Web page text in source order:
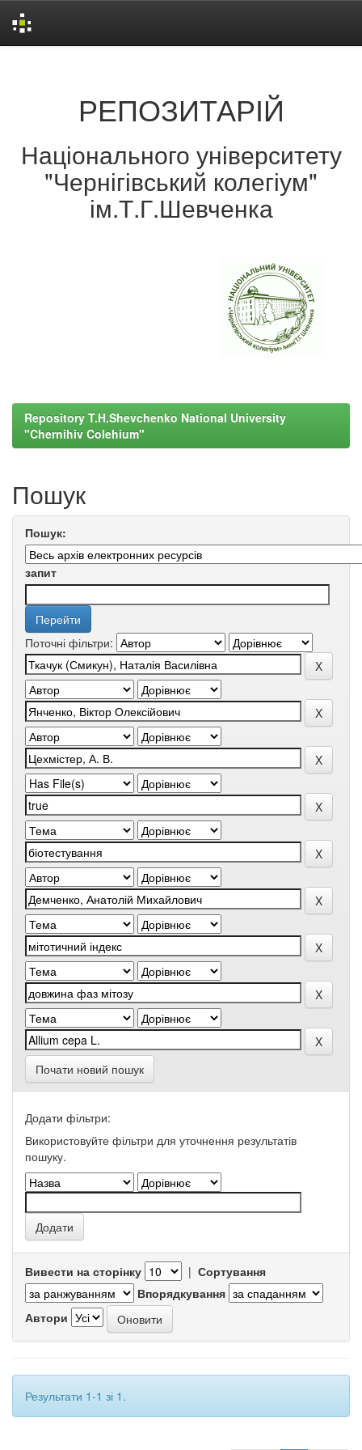
РЕПОЗИТАРІЙ
Національного університету
"Чернігівський колегіум"
ім.Т.Г.Шевченка
Repository T.H.Shevchenko National University
"Chernihiv Colehium"
Пошук
Пошук:
запит
Поточні фільтри:
Почати новий пошук
Додати фільтри:
Використовуйте фільтри для уточнення результатів
пошуку.
Вивести на сторінку | Сортування
Впорядкування
Автори
Результати 1-1 зі 1.